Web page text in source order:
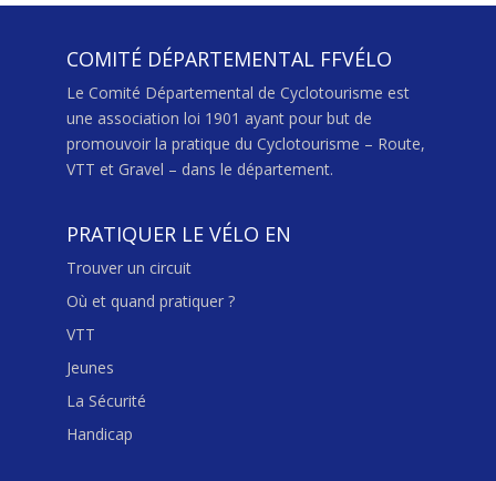
COMITÉ DÉPARTEMENTAL FFVÉLO
Le Comité Départemental de Cyclotourisme est
une association loi 1901 ayant pour but de
promouvoir la pratique du Cyclotourisme – Route,
VTT et Gravel – dans le département.
PRATIQUER LE VÉLO EN
Trouver un circuit
Où et quand pratiquer ?
VTT
Jeunes
La Sécurité
Handicap